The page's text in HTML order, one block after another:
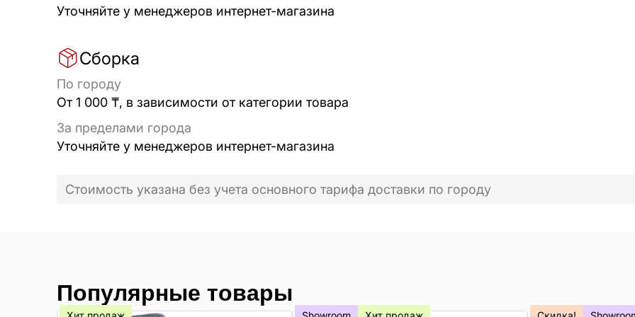
Уточняйте у менеджеров интернет-магазина
Сборка
По городу
От 1 000 ₸, в зависимости от категории товара
За пределами города
Уточняйте у менеджеров интернет-магазина
Стоимость указана без учета основного тарифа доставки по городу
Популярные товары